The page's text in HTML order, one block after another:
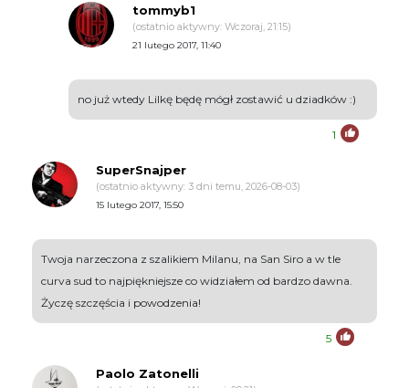
tommyb1
(ostatnio aktywny: Wczoraj, 21:15)
21 lutego 2017, 11:40
no już wtedy Lilkę będę mógł zostawić u dziadków :)
1
SuperSnajper
(ostatnio aktywny: 3 dni temu, 2026-08-03)
15 lutego 2017, 15:50
Twoja narzeczona z szalikiem Milanu, na San Siro a w tle
curva sud to najpiękniejsze co widziałem od bardzo dawna.
Życzę szczęścia i powodzenia!
5
Paolo Zatonelli